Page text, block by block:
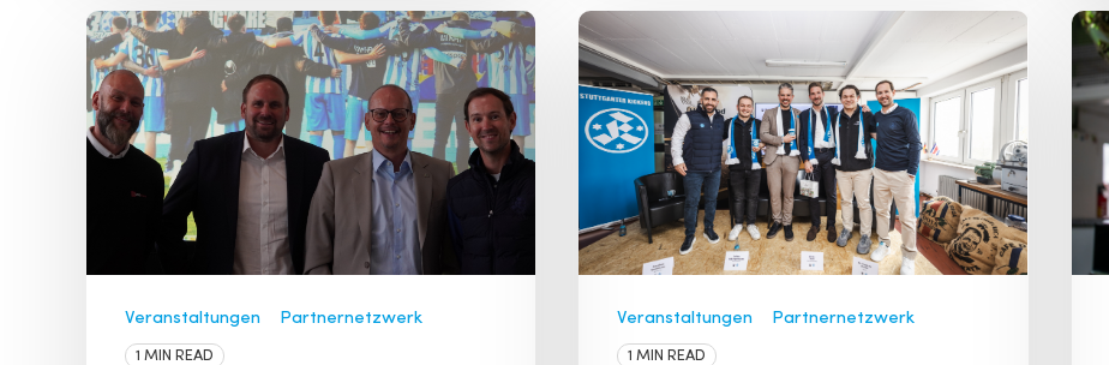
Veranstaltungen Partnernetzwerk
1 MIN READ
Veranstaltungen Partnernetzwerk
1 MIN READ